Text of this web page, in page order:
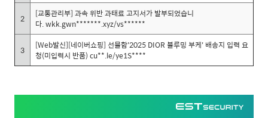
2
[교통관리부] 과속 위반 과태료 고지서가 발부되었습니
다. wkk.gwn*******.xyz/vs******
3
[Web발신][네이버쇼핑] 선물함'2025 DIOR 블루밍 부케' 배송지 입력 요
청(미입력시 반품) cu**.le/ye1S****